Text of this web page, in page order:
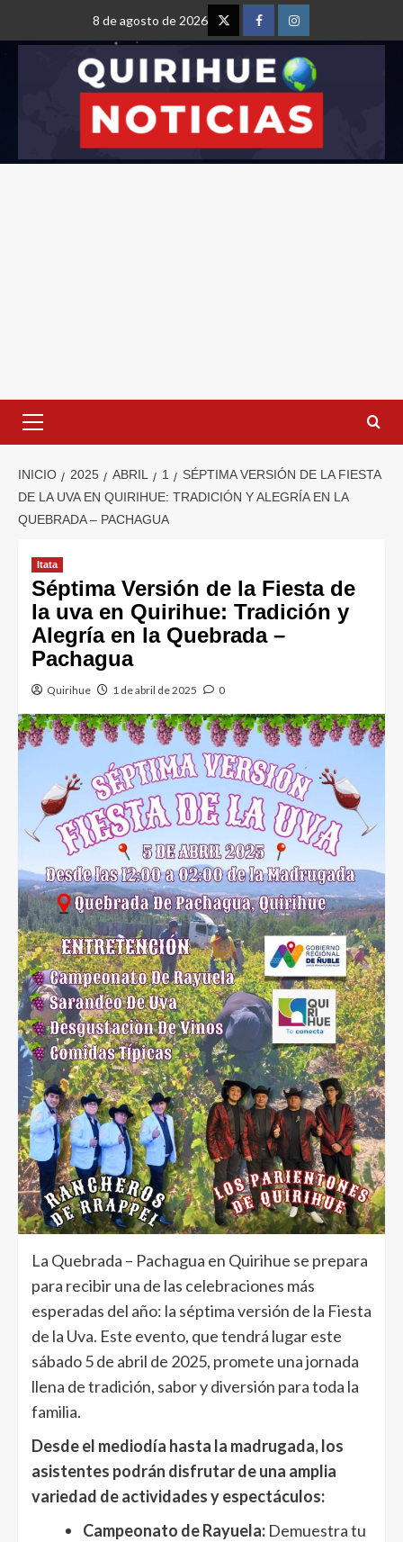
8 de agosto de 2026
INICIO 2025 ABRIL 1
SÉPTIMA VERSIÓN DE LA FIESTA
DE LA UVA EN QUIRIHUE: TRADICIÓN Y ALEGRÍA EN LA
QUEBRADA – PACHAGUA
Itata
Séptima Versión de la Fiesta de
la uva en Quirihue: Tradición y
Alegría en la Quebrada –
Pachagua
Quirihue 1 de abril de 2025 0
La Quebrada – Pachagua en Quirihue se prepara
para recibir una de las celebraciones más
esperadas del año: la séptima versión de la Fiesta
de la Uva. Este evento, que tendrá lugar este
sábado 5 de abril de 2025, promete una jornada
llena de tradición, sabor y diversión para toda la
familia.
Desde el mediodía hasta la madrugada, los
asistentes podrán disfrutar de una amplia
variedad de actividades y espectáculos:
Campeonato de Rayuela: Demuestra tu